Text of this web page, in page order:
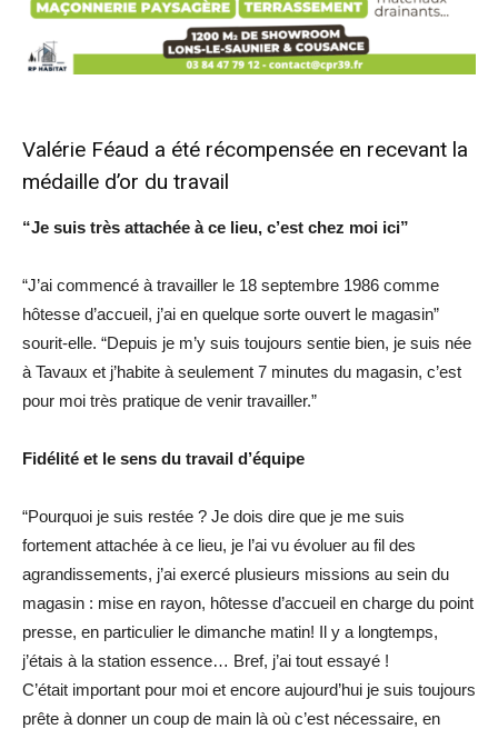
Valérie Féaud a été récompensée en recevant la
médaille d’or du travail
“Je suis très attachée à ce lieu, c’est chez moi ici”
“J’ai commencé à travailler le 18 septembre 1986 comme
hôtesse d’accueil, j’ai en quelque sorte ouvert le magasin”
sourit-elle. “Depuis je m’y suis toujours sentie bien, je suis née
à Tavaux et j’habite à seulement 7 minutes du magasin, c’est
pour moi très pratique de venir travailler.”
Fidélité et le sens du travail d’équipe
“Pourquoi je suis restée ? Je dois dire que je me suis
fortement attachée à ce lieu, je l’ai vu évoluer au fil des
agrandissements, j’ai exercé plusieurs missions au sein du
magasin : mise en rayon, hôtesse d’accueil en charge du point
presse, en particulier le dimanche matin! Il y a longtemps,
j’étais à la station essence… Bref, j’ai tout essayé !
C’était important pour moi et encore aujourd’hui je suis toujours
prête à donner un coup de main là où c’est nécessaire, en